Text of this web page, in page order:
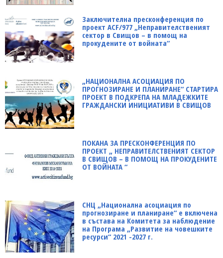
Заключителна пресконференция по
проект ACF/977 „Неправителственият
сектор в Свищов – в помощ на
прокудените от войната“
„НАЦИОНАЛНА АСОЦИАЦИЯ ПО
ПРОГНОЗИРАНЕ И ПЛАНИРАНЕ“ СТАРТИРА
ПРОЕКТ В ПОДКРЕПА НА МЛАДЕЖКИТЕ
ГРАЖДАНСКИ ИНИЦИАТИВИ В СВИЩОВ
ПОКАНА ЗА ПРЕСКОНФЕРЕНЦИЯ ПО
ПРОЕКТ „ НЕПРАВИТЕЛСТВЕНИЯТ СЕКТОР
В СВИЩОВ – В ПОМОЩ НА ПРОКУДЕНИТЕ
ОТ ВОЙНАТА “
СНЦ „Национална асоциация по
прогнозиране и планиране“ е включена
в състава на Комитета за наблюдение
на Програма „Развитие на човешките
ресурси“ 2021 -2027 г.